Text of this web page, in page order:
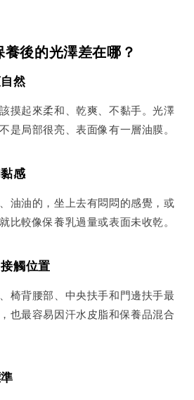
後的光澤差在哪？
然
摸起來柔和、乾爽、不黏手。光澤
是局部很亮、表面像有一層油膜。
感
油油的，坐上去有悶悶的感覺，或
比較像保養乳過量或表面未收乾。
觸位置
椅背腰部、中央扶手和門邊扶手最
也最容易因汗水皮脂和保養品混合